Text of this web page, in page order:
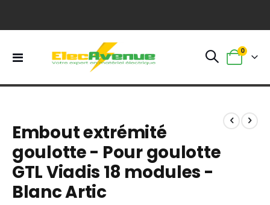
Basculer
Panier
0
the
end
of
the
images
gallery
the
beginning
of
the
images
gallery
Embout extrémité
goulotte - Pour goulotte
GTL Viadis 18 modules -
Blanc Artic